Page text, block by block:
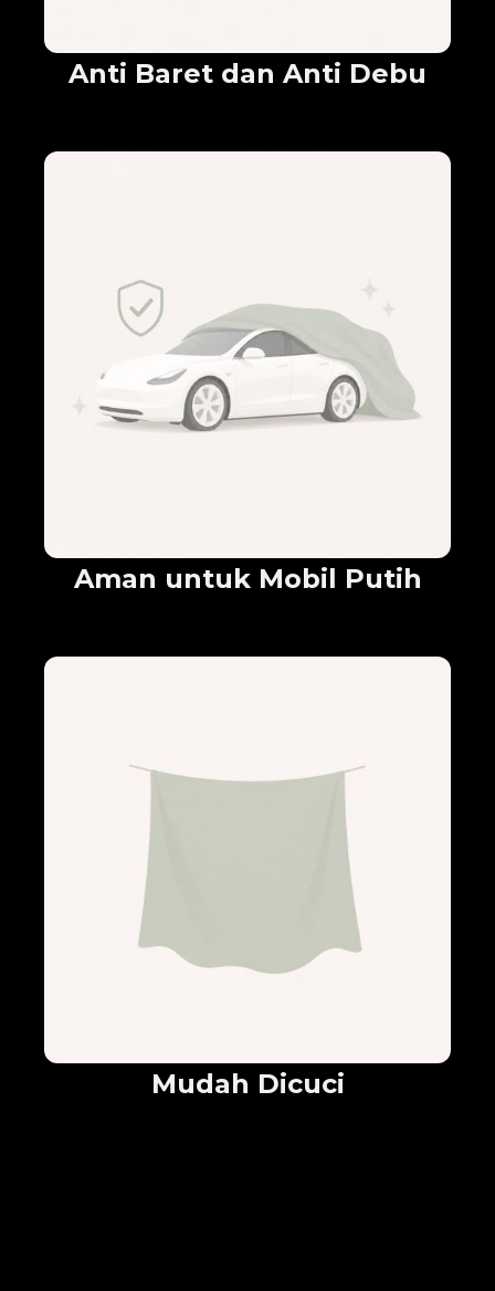
Anti Baret dan Anti Debu
Aman untuk Mobil Putih
Mudah Dicuci